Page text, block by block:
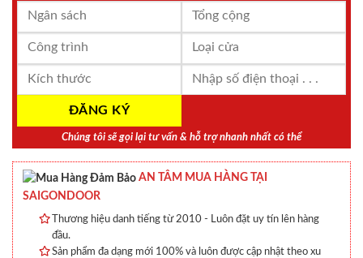
Chúng tôi sẽ gọi lại tư vấn & hỗ trợ nhanh nhất có thể
AN TÂM MUA HÀNG TẠI
SAIGONDOOR
Thương hiệu danh tiếng từ 2010 - Luôn đặt uy tín lên hàng
đầu.
Sản phẩm đa dạng mới 100% và luôn được cập nhật theo xu